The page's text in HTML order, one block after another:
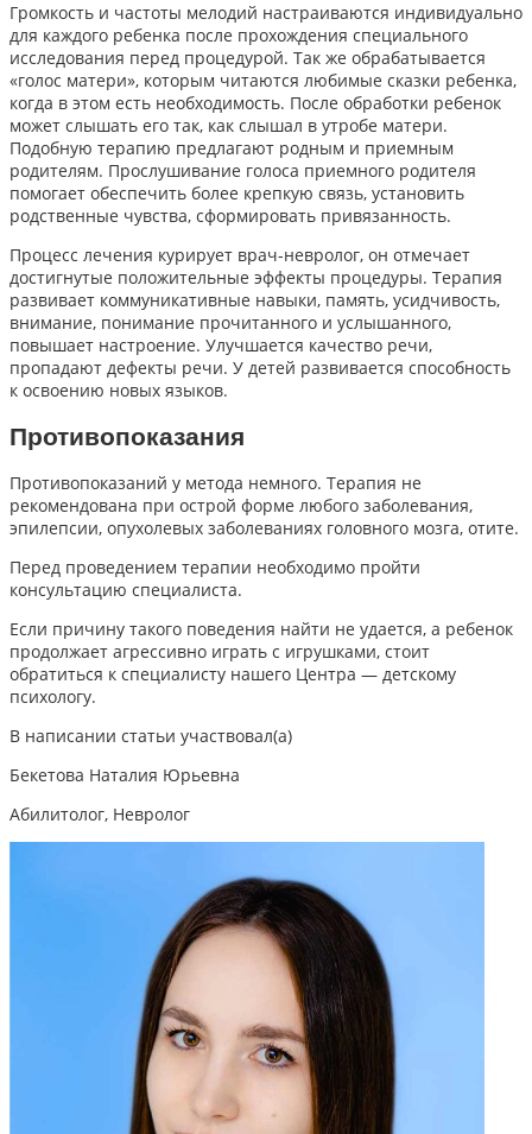
Громкость и частоты мелодий настраиваются индивидуально
для каждого ребенка после прохождения специального
исследования перед процедурой. Так же обрабатывается
«голос матери», которым читаются любимые сказки ребенка,
когда в этом есть необходимость. После обработки ребенок
может слышать его так, как слышал в утробе матери.
Подобную терапию предлагают родным и приемным
родителям. Прослушивание голоса приемного родителя
помогает обеспечить более крепкую связь, установить
родственные чувства, сформировать привязанность.
Процесс лечения курирует врач-невролог, он отмечает
достигнутые положительные эффекты процедуры. Терапия
развивает коммуникативные навыки, память, усидчивость,
внимание, понимание прочитанного и услышанного,
повышает настроение. Улучшается качество речи,
пропадают дефекты речи. У детей развивается способность
к освоению новых языков.
Противопоказания
Противопоказаний у метода немного. Терапия не
рекомендована при острой форме любого заболевания,
эпилепсии, опухолевых заболеваниях головного мозга, отите.
Перед проведением терапии необходимо пройти
консультацию специалиста.
Если причину такого поведения найти не удается, а ребенок
продолжает агрессивно играть с игрушками, стоит
обратиться к специалисту нашего Центра — детскому
психологу.
В написании статьи участвовал(а)
Бекетова Наталия Юрьевна
Абилитолог, Невролог